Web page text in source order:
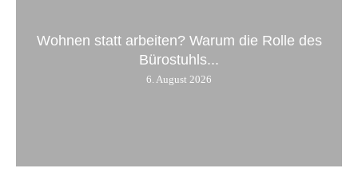
Wohnen statt arbeiten? Warum die Rolle des
Bürostuhls...
6. August 2026